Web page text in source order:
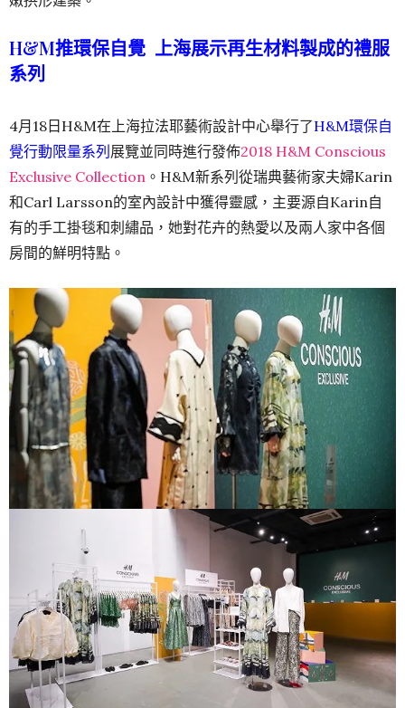
H&M推環保自覺 上海展示再生材料製成的禮服
系列
4月18日H&M在上海拉法耶藝術設計中心舉行了H&M環保自
覺行動限量系列 展覽並同時進行發佈2018 H&M Conscious
Exclusive Collection 。H&M新系列從瑞典藝術家夫婦Karin
和Carl Larsson的室內設計中獲得靈感，主要源自Karin自
有的手工掛毯和刺繡品，她對花卉的熱愛以及兩人家中各個
房間的鮮明特點。